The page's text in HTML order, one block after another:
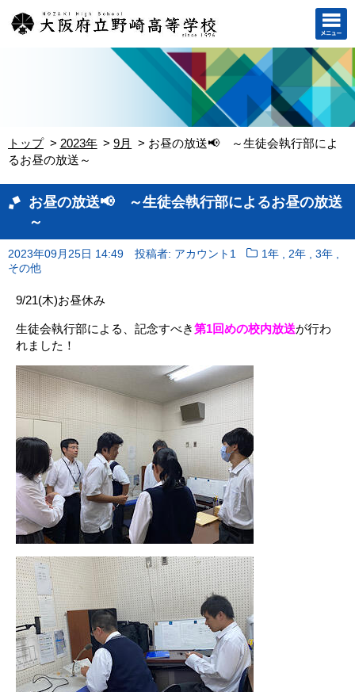
トップ 2023年 9月
お昼の放送📢 ～生徒会執行部によ
るお昼の放送～
お昼の放送📢 ～生徒会執行部によるお昼の放送
～
2023年09月25日 14:49 投稿者: アカウント1 1年 2年 ,3年
その他
9/21(木)お昼休み
生徒会執行部による、記念すべき第1回めの校内放送が行わ
れました！